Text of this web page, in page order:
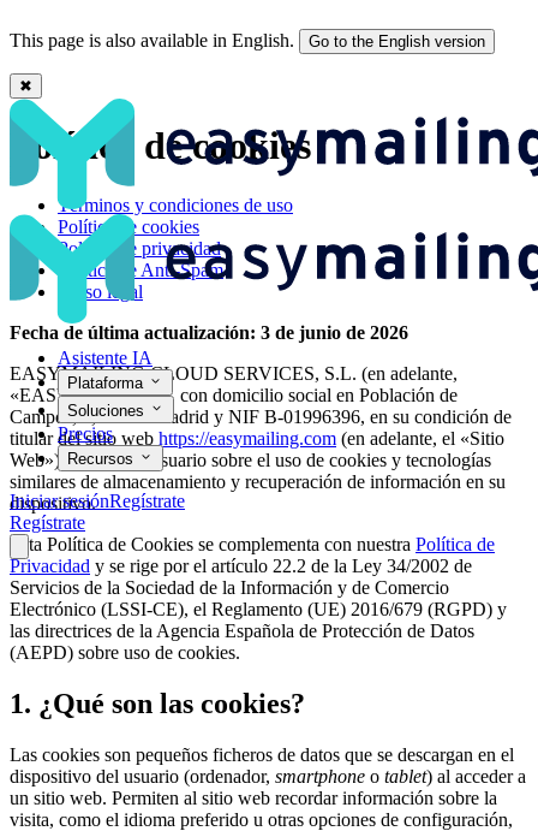
This page is also available in English. Go to the English version
✖
Asistente IA
Plataforma
Soluciones
Precios
Recursos
Iniciar sesiónRegístrate
Regístrate
▷ Política de Cookies - Easymailing
Política de cookies
Términos y condiciones de uso
Política de cookies
Política de privacidad
Política de Anti-Spam
Aviso legal
Fecha de última actualización: 3 de junio de 2026
EASYMAILING CLOUD SERVICES, S.L. (en adelante,
«EASYMAILING»), con domicilio social en Población de
Campos, 2, 28050 Madrid y NIF B-01996396, en su condición de
titular del sitio web https://easymailing.com (en adelante, el «Sitio
Web»), informa al usuario sobre el uso de cookies y tecnologías
similares de almacenamiento y recuperación de información en su
dispositivo.
Esta Política de Cookies se complementa con nuestra Política de
Privacidad y se rige por el artículo 22.2 de la Ley 34/2002 de
Servicios de la Sociedad de la Información y de Comercio
Electrónico (LSSI-CE), el Reglamento (UE) 2016/679 (RGPD) y
las directrices de la Agencia Española de Protección de Datos
(AEPD) sobre uso de cookies.
1. ¿Qué son las cookies?
Las cookies son pequeños ficheros de datos que se descargan en el
dispositivo del usuario (ordenador, smartphone o tablet) al acceder a
un sitio web. Permiten al sitio web recordar información sobre la
visita, como el idioma preferido u otras opciones de configuración,